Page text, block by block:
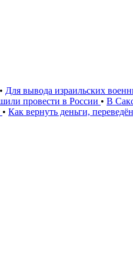
• Для вывода израильских
провести в России • В
• Как вернуть деньги,